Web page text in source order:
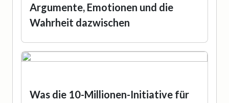
Argumente, Emotionen und die
Wahrheit dazwischen
Was die 10-Millionen-Initiative für